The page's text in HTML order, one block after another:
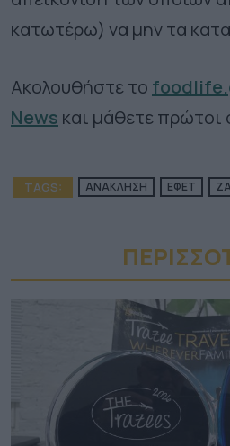
κατωτέρω) να μην τα
Ακολουθήστε το
News και μάθετε πρώτοι
TAGS: ΑΝΑΚΛΗΣΗ ΕΦΕΤ